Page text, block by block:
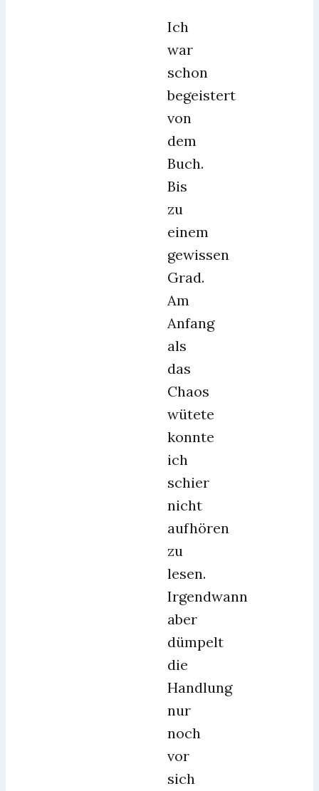
Ich
war
schon
begeistert
von
dem
Buch.
Bis
zu
einem
gewissen
Grad.
Am
Anfang
als
das
Chaos
wütete
konnte
ich
schier
nicht
aufhören
zu
lesen.
Irgendwann
aber
dümpelt
die
Handlung
nur
noch
vor
sich